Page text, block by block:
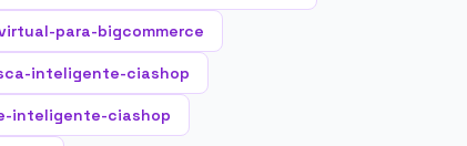
para-bigcommerce
inteligente-ciashop
inteligente-ciashop